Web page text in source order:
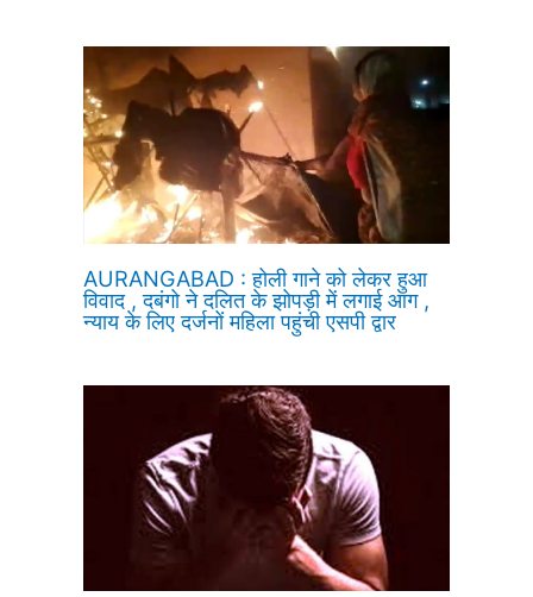
AURANGABAD : होली गाने को लेकर हुआ
विवाद , दबंगो ने दलित के झोपड़ी में लगाई आग ,
न्याय के लिए दर्जनों महिला पहुंची एसपी द्वार